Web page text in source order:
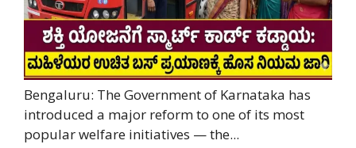
Bengaluru: The Government of Karnataka has
introduced a major reform to one of its most
popular welfare initiatives — the...